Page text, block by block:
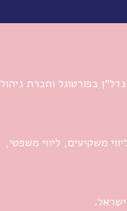
בפורטוגל וחברת ניהול
משקיעים, ליווי משפטי,